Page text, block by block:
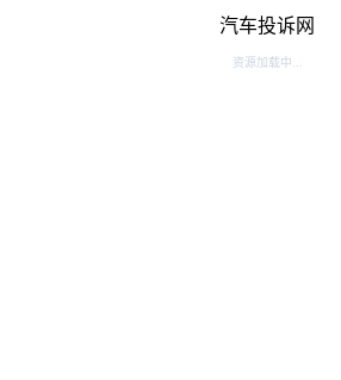
汽车投诉网
资源加载中...